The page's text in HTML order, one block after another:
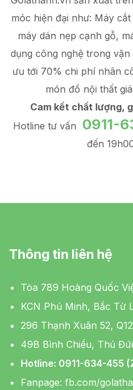
móc hiện đại như: Máy
máy dán nẹp cạnh gỗ,
dụng công nghệ trong
ưu tới 70% chi phí nhân
món đồ nội thất
Cam kết chất lượng,
Hotline tư vấn 0911-
đến
Thông tin liên hệ
Tòa 789 Hoàng Quốc
KCN Phú Minh, Bắc Từ
296 Thạnh Xuân 52,
49B Bình Chiểu, Thủ
Hotline: 0911-634-455
Fanpage: fb.com/